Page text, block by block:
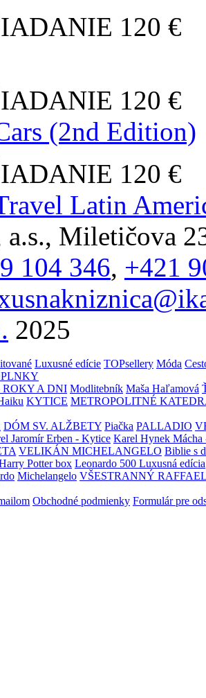
120 €
120 €
(2nd Edition)
120 €
Latin
Miletičova
104 346, +421
2025
Luxusné edície TOPsellery Móda
ROKY A DNI Modlitebník Maša Haľamová
KYTICE METROPOLITNÉ
DÓM SV. ALŽBETY Piačka PALLADIO
Jaromír Erben - Kytice Karel Hynek Mácha
VELIKÁN MICHELANGELO Biblie s
Potter box Leonardo 500 Luxusná edícia
Michelangelo VŠESTRANNÝ
Obchodné podmienky Formulár pre